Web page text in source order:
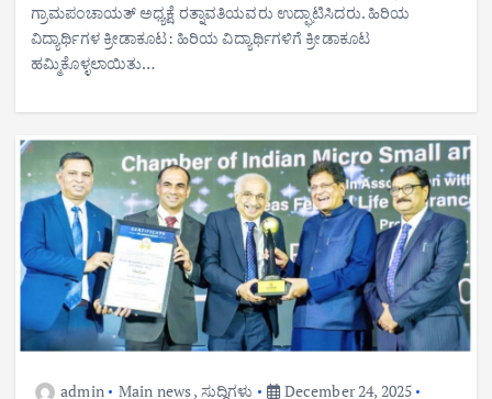
ಗ್ರಾಮಪಂಚಾಯತ್ ಅಧ್ಯಕ್ಷೆ ರತ್ನಾವತಿಯವರು ಉದ್ಘಾಟಿಸಿದರು. ಹಿರಿಯ
ವಿದ್ಯಾರ್ಥಿಗಳ ಕ್ರೀಡಾಕೂಟ: ಹಿರಿಯ ವಿದ್ಯಾರ್ಥಿಗಳಿಗೆ ಕ್ರೀಡಾಕೂಟ
ಹಮ್ಮಿಕೊಳ್ಳಲಾಯಿತು…
admin Main news, ಸುದ್ದಿಗಳು
December 24, 2025